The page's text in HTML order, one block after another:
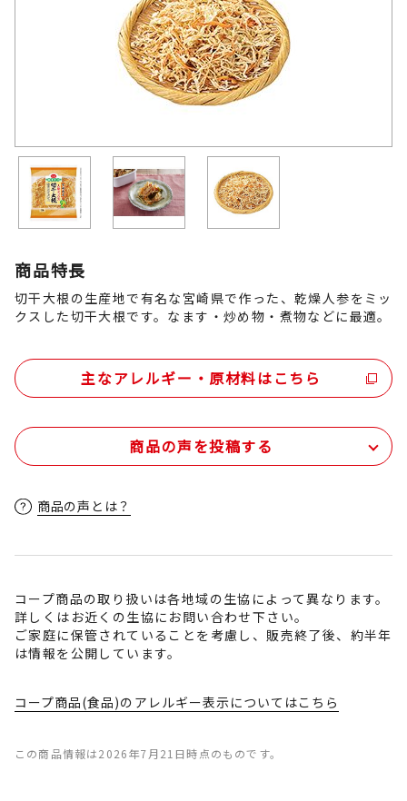
商品特長
切干大根の生産地で有名な宮崎県で作った、乾燥人参をミッ
クスした切干大根です。なます・炒め物・煮物などに最適。
主なアレルギー・原材料はこちら
商品の声を投稿する
商品の声とは？
コープ商品の取り扱いは各地域の生協によって異なります。
詳しくはお近くの生協にお問い合わせ下さい。
ご家庭に保管されていることを考慮し、販売終了後、約半年
は情報を公開しています。
コープ商品(食品)のアレルギー表示についてはこちら
この商品情報は2026年7月21日時点のものです。